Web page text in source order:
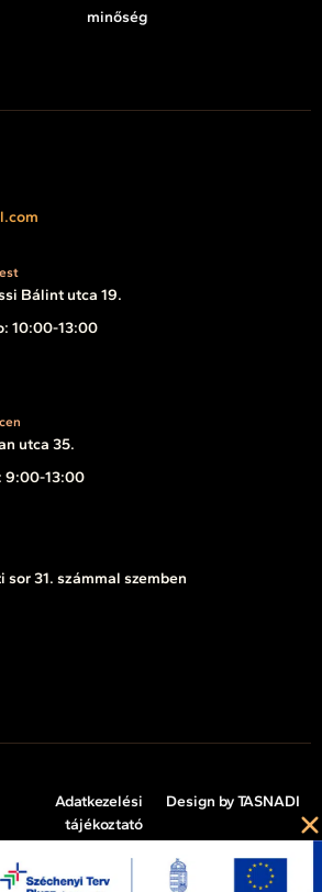
minőség
Bálint utca 19.
10:00-13:00
utca 35.
9:00-13:00
sor 31. számmal szemben
Adatkezelési
tájékoztató
Cookie tájékoztató
Design by TASNADI